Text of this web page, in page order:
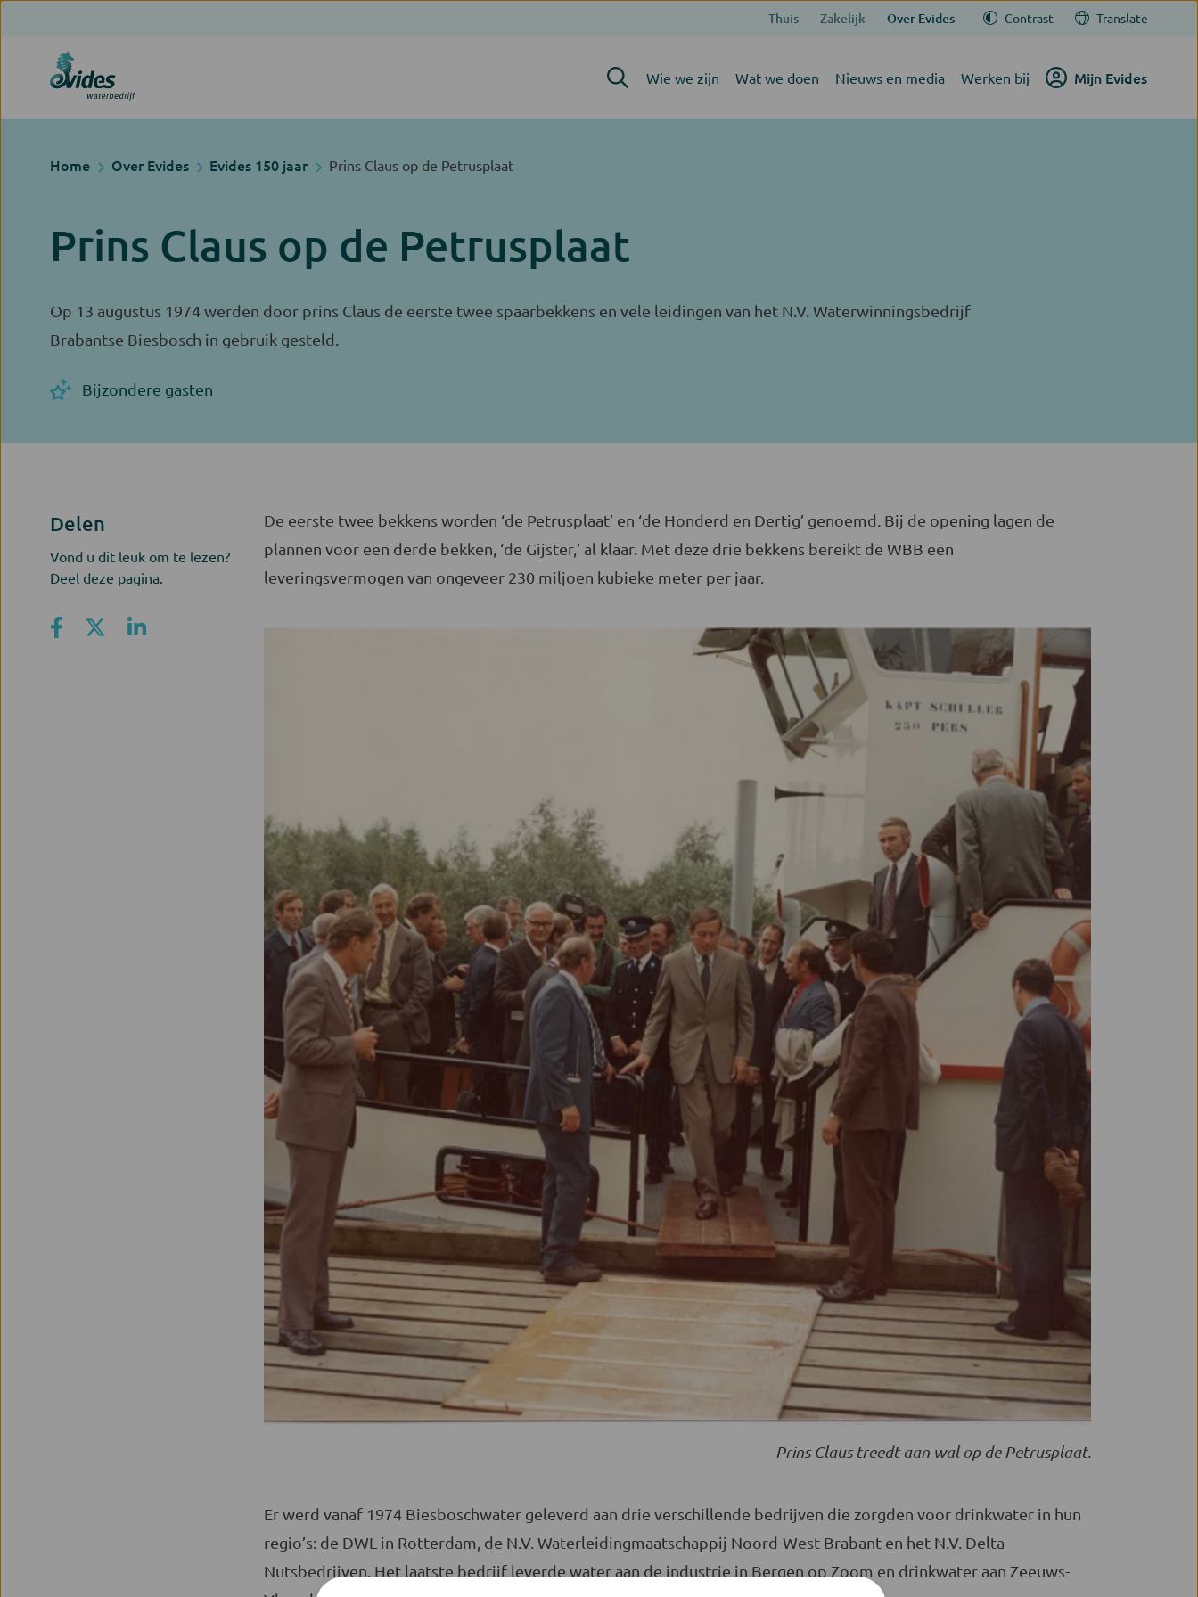
Thuis Zakelijk Over Evides Contrast Translate
Wie we zijn Wat we doen Nieuws en media Werken bij Mijn Evides
Home Over Evides Evides 150 jaar Prins Claus op de Petrusplaat
Prins Claus op de Petrusplaat
Op 13 augustus 1974 werden door prins Claus de eerste twee spaarbekkens en vele leidingen van het N.V. Waterwinningsbedrijf
Brabantse Biesbosch in gebruik gesteld.
Bijzondere gasten
Delen
Vond u dit leuk om te lezen?
Deel deze pagina.
De eerste twee bekkens worden ‘de Petrusplaat’ en ‘de Honderd en Dertig’ genoemd. Bij de opening lagen de
plannen voor een derde bekken, ‘de Gijster,’ al klaar. Met deze drie bekkens bereikt de WBB een
leveringsvermogen van ongeveer 230 miljoen kubieke meter per jaar.
Prins Claus treedt aan wal op de Petrusplaat.
Er werd vanaf 1974 Biesboschwater geleverd aan drie verschillende bedrijven die zorgden voor drinkwater in hun
regio’s: de DWL in Rotterdam, de N.V. Waterleidingmaatschappij Noord-West Brabant en het N.V. Delta
Nutsbedrijven. Het laatste bedrijf leverde water aan de industrie in Bergen op Zoom en drinkwater aan Zeeuws-